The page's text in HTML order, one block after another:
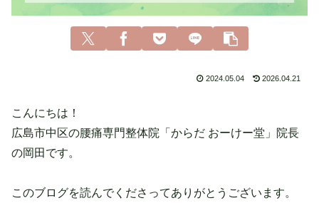
2024.05.04 2026.04.21
こんにちは！
広島市中区の腰痛専門整体院「からだ おーけー堂」院長
の岡田です。
このブログを読んでくださってありがとうございます。